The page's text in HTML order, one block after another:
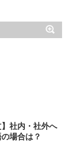
】社内・社外へ
場合は？